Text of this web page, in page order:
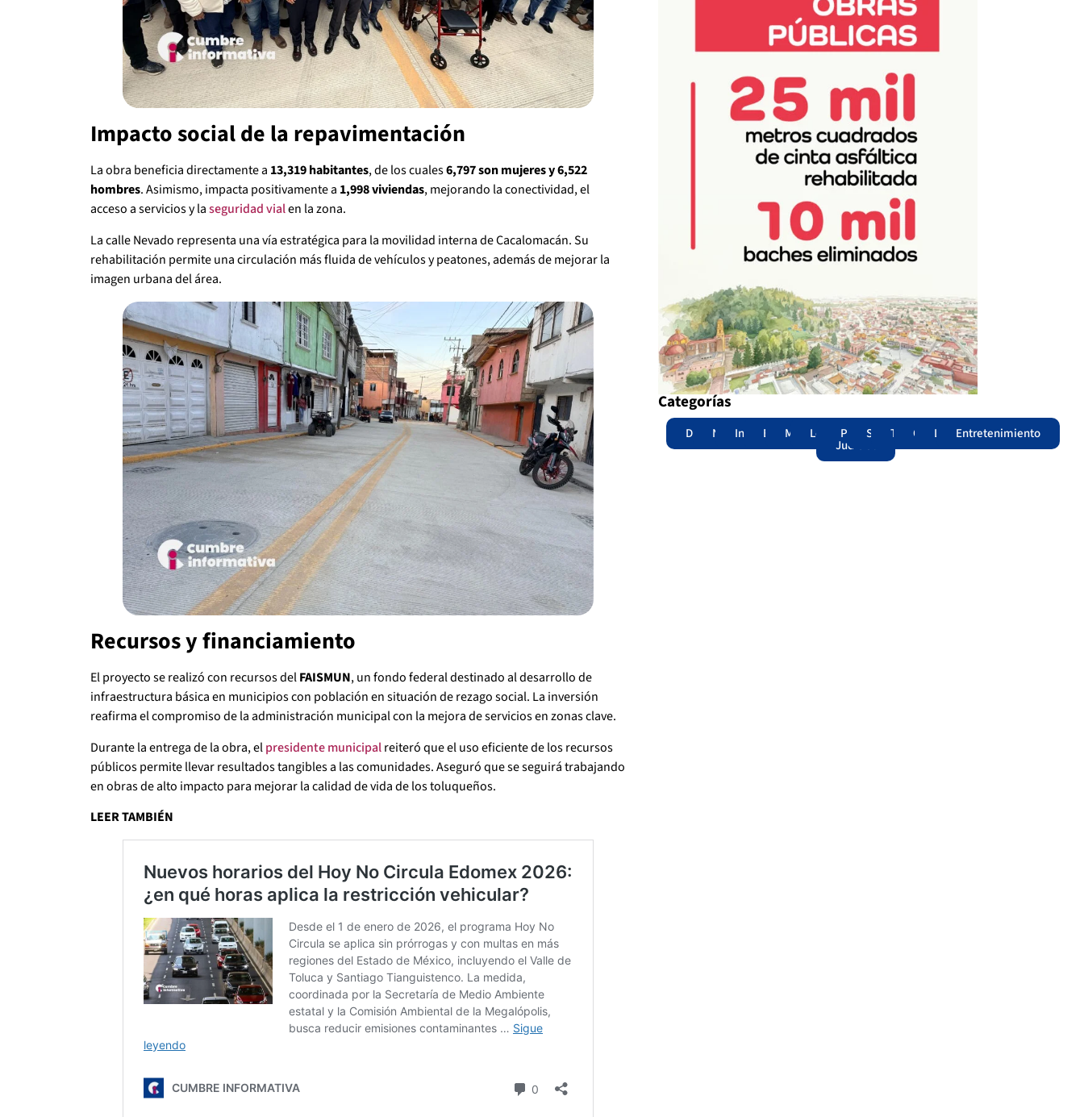
Impacto social de la repavimentación
La obra beneficia directamente a 13,319 habitantes, de los cuales6,797 son mujeres y 6,522
hombres. Asimismo, impacta positivamente a 1,998 viviendas, mejorando la conectividad, el
acceso a servicios y laseguridad vialen la zona.
La calle Nevado representa una vía estratégica para la movilidad interna de Cacalomacán. Su
rehabilitación permite una circulación más fluida de vehículos y peatones, además de mejorar la
imagen urbana del área.
Recursos y financiamiento
El proyecto se realizó con recursos delFAISMUN, un fondo federal destinado al desarrollo de
infraestructura básica en municipios con población en situación de rezago social. La inversión
reafirma el compromiso de la administración municipal con la mejora de servicios en zonas clave.
Durante la entrega de la obra, elpresidente municipalreiteró que el uso eficiente de los recursos
públicos permite llevar resultados tangibles a las comunidades. Aseguró que se seguirá trabajando
en obras de alto impacto para mejorar la calidad de vida de los toluqueños.
LEER TAMBIÉN
Categorías
Destacadas
NacionalInternacional
EdomexMunicipiosLegislatura
Poder
Judicial
SeguridadTrámites
OpiniónLomitosEntretenimiento